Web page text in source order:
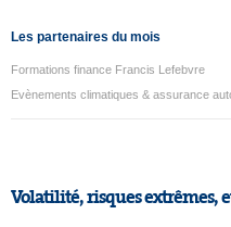
Les partenaires du mois
Formations finance Francis Lefebvre
Evènements climatiques & assurance
Volatilité, risques extrêmes,